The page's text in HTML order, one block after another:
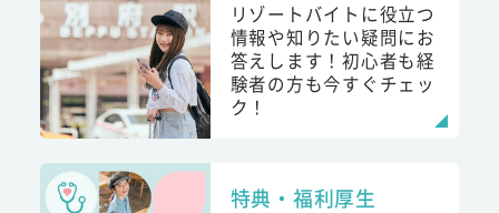
リゾートバイトに役立つ
情報や知りたい疑問にお
答えします！初心者も経
験者の方も今すぐチェッ
ク！
特典・福利厚生